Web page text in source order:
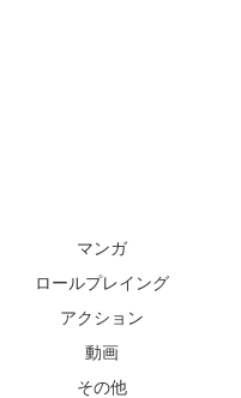
マンガ
ロールプレイング
アクション
動画
その他